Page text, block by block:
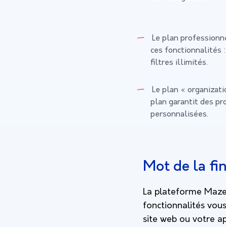
Le plan
ces fonctionnalités
filtres illimités.
Le plan «
plan garantit des
personnalisées.
Mot de la fin
La plateforme
fonctionnalités
site web ou votre